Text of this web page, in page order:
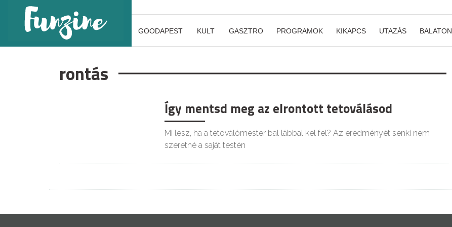
GOODAPEST KULT GASZTRO PROGRAMOK KIKAPCS UTAZÁS BALATON
rontás
Így mentsd meg az elrontott tetoválásod
Mi lesz, ha a tetoválómester bal lábbal kel fel? Az eredményét senki nem
szeretné a saját testén